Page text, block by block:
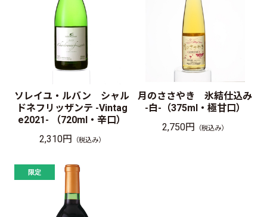
ソレイユ・ルバン シャル
ドネフリッザンテ -Vintag
e2021- （720ml・辛口）
2,310円 （税込み）
月のささやき 氷結仕込み
-白-（375ml・極甘口）
2,750円 （税込み）